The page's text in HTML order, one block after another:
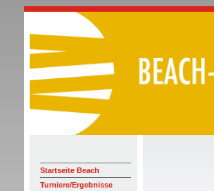
Startseite Beach
Turniere/Ergebnisse